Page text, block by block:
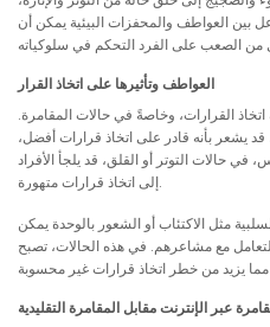
بين العواطف والمحفزات البيئية يمكن أن
العواطف وتأثيرها على اتخاذ القرار
القرارات، وخاصةً في حالات المقامرة.
يشعر بأنه قادر على اتخاذ قرارات أفضل،
حالات التوتر أو القلق، قد يلجأ الأفراد
إلى اتخاذ قرارات متهورة.
مثل الاكتئاب أو الشعور بالوحدة يمكن
مع مشاعرهم. في هذه الحالات، تصبح
عبر الإنترنت مقابل المقامرة التقليدية